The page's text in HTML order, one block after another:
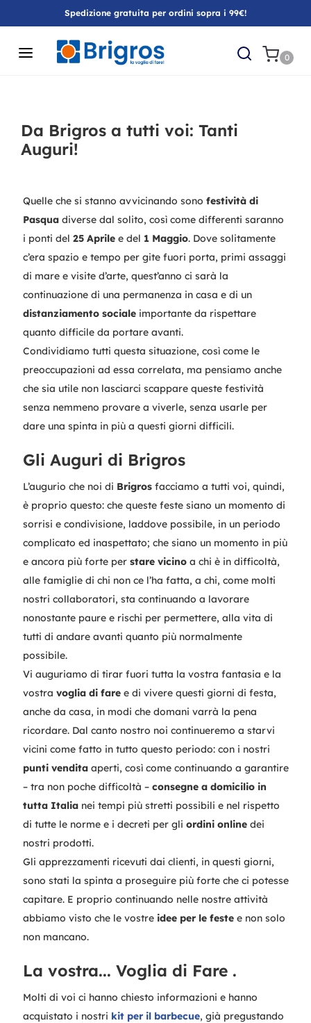
Spedizione gratuita per ordini sopra i 99€!
0
Da Brigros a tutti voi: Tanti
Auguri!
Quelle che si stanno avvicinando sono festività di
Pasqua diverse dal solito, così come differenti saranno
i ponti del 25 Aprilee del 1 Maggio. Dove solitamente
c’era spazio e tempo per gite fuori porta, primi assaggi
di mare e visite d’arte, quest’anno ci sarà la
continuazione di una permanenza in casa e di un
distanziamento socialeimportante da rispettare
quanto difficile da portare avanti.
Condividiamo tutti questa situazione, così come le
preoccupazioni ad essa correlata, ma pensiamo anche
che sia utile non lasciarci scappare queste festività
senza nemmeno provare a viverle, senza usarle per
dare una spinta in più a questi giorni difficili.
Gli Auguri di Brigros
L’augurio che noi di Brigrosfacciamo a tutti voi, quindi,
è proprio questo: che queste feste siano un momento di
sorrisi e condivisione, laddove possibile, in un periodo
complicato ed inaspettato; che siano un momento in più
e ancora più forte perstare vicinoa chi è in difficoltà,
alle famiglie di chi non ce l’ha fatta, a chi, come molti
nostri collaboratori, sta continuando a lavorare
nonostante paure e rischi per permettere, alla vita di
tutti di andare avanti quanto più normalmente
possibile.
Vi auguriamo di tirar fuori tutta la vostra fantasia e la
vostra voglia di faree di vivere questi giorni di festa,
anche da casa, in modi che domani varrà la pena
ricordare. Dal canto nostro noi continueremo a starvi
vicini come fatto in tutto questo periodo: con i nostri
punti venditaaperti, così come continuando a garantire
– tra non poche difficoltà – consegne a domicilio in
tutta Italianei tempi più stretti possibili e nel rispetto
di tutte le norme e i decreti per gli ordini onlinedei
nostri prodotti.
Gli apprezzamenti ricevuti dai clienti, in questi giorni,
sono stati la spinta a proseguire più forte che ci potesse
capitare. E proprio continuando nelle nostre attività
abbiamo visto che le vostre idee per le feste e non solo
non mancano.
La vostra... Voglia di Fare .
Molti di voi ci hanno chiesto informazioni e hanno
acquistato i nostri kit per il barbecue, già pregustando